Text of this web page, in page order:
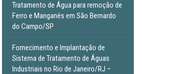
Tratamento de Água para remoção de
Ferro e Manganês em São Bernardo
do Campo/SP
Fornecimento e Implantação de
Sistema de Tratamento de Águas
Industriais no Rio de Janeiro/RJ –